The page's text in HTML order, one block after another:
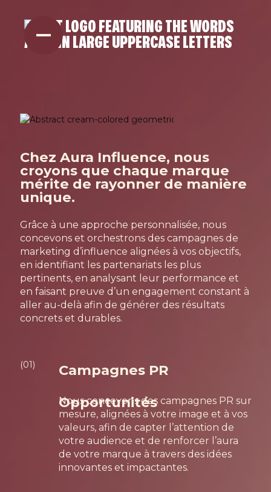
Chez Aura Influence, nous
croyons que chaque marque
mérite de rayonner de manière
unique.
Grâce à une approche personnalisée, nous
concevons et orchestrons des campagnes de
marketing d’influence alignées à vos objectifs,
en identifiant les partenariats les plus
pertinents, en analysant leur performance et
en faisant preuve d’un engagement constant à
aller au-delà afin de générer des résultats
concrets et durables.
(01)
Campagnes PR
Opportunités
Nous concevons des campagnes PR sur
mesure, alignées à votre image et à vos
valeurs, afin de capter l’attention de
votre audience et de renforcer l’aura
de votre marque à travers des idées
innovantes et impactantes.